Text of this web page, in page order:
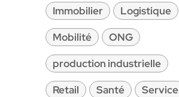
Immobilier
Logistique
Mobilité
ONG
production industrielle
Retail
Santé
Service